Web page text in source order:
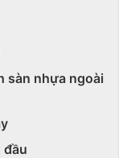
sàn nhựa ngoài
đầu